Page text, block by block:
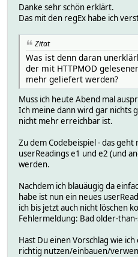
Danke sehr schön erklärt.
Das mit den regEx habe ich
Zitat
Was ist denn daran
der mit HTTPMOD
mehr geliefert werden?
Muss ich heute Abend mal
Ich meine dann wird gar
nicht mehr erreichbar ist.
Zu dem Codebeispiel - das geht
userReadings e1 und e2 (und
werden.
Nachdem ich blauäugig da
habe ist nun ein neues
ich bis jetzt auch nicht löschen
Fehlermeldung: Bad older-
Hast Du einen Vorschlag wie
richtig nutzen/einbauen/